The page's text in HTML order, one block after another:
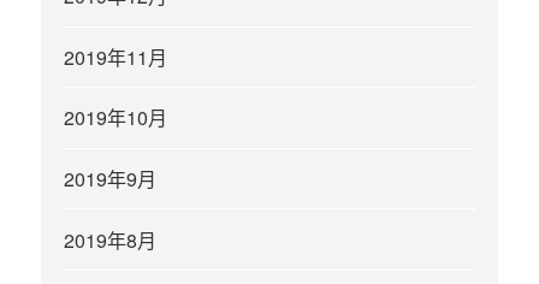
2019年11月
2019年10月
2019年9月
2019年8月